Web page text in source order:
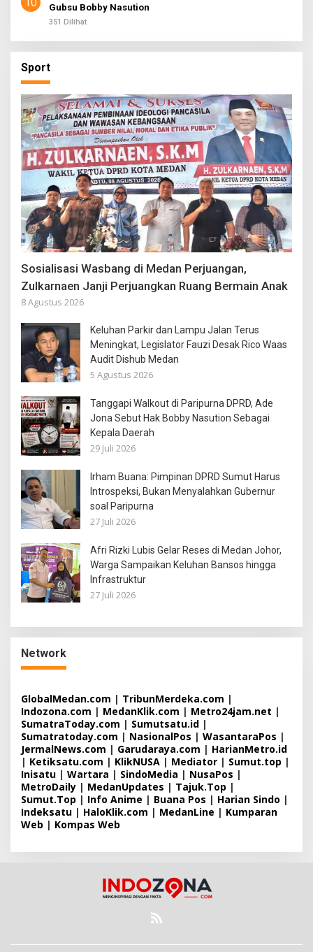
Gubsu Bobby Nasution
351 Dilihat
Sport
Sosialisasi Wasbang di Medan Perjuangan,
Zulkarnaen Janji Perjuangkan Ruang Bermain Anak
8 Agustus 2026
Keluhan Parkir dan Lampu Jalan Terus
Meningkat, Legislator Fauzi Desak Rico Waas
Audit Dishub Medan
5 Agustus 2026
Tanggapi Walkout di Paripurna DPRD, Ade
Jona Sebut Hak Bobby Nasution Sebagai
Kepala Daerah
29 Juli 2026
Irham Buana: Pimpinan DPRD Sumut Harus
Introspeksi, Bukan Menyalahkan Gubernur
soal Paripurna
27 Juli 2026
Afri Rizki Lubis Gelar Reses di Medan Johor,
Warga Sampaikan Keluhan Bansos hingga
Infrastruktur
27 Juli 2026
Network
GlobalMedan.com | TribunMerdeka.com |
Indozona.com | MedanKlik.com | Metro24jam.net |
SumatraToday.com | Sumutsatu.id |
Sumatratoday.com | NasionalPos | WasantaraPos |
JermalNews.com | Garudaraya.com | HarianMetro.id
| Ketiksatu.com | KlikNUSA | Mediator | Sumut.top |
Inisatu | Wartara | SindoMedia | NusaPos |
MetroDaily | MedanUpdates | Tajuk.Top |
Sumut.Top | Info Anime | Buana Pos | Harian Sindo |
Indeksatu | HaloKlik.com | MedanLine | Kumparan
Web | Kompas Web